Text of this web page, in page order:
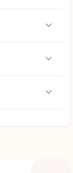
keyboard_arrow_down
keyboard_arrow_down
keyboard_arrow_down